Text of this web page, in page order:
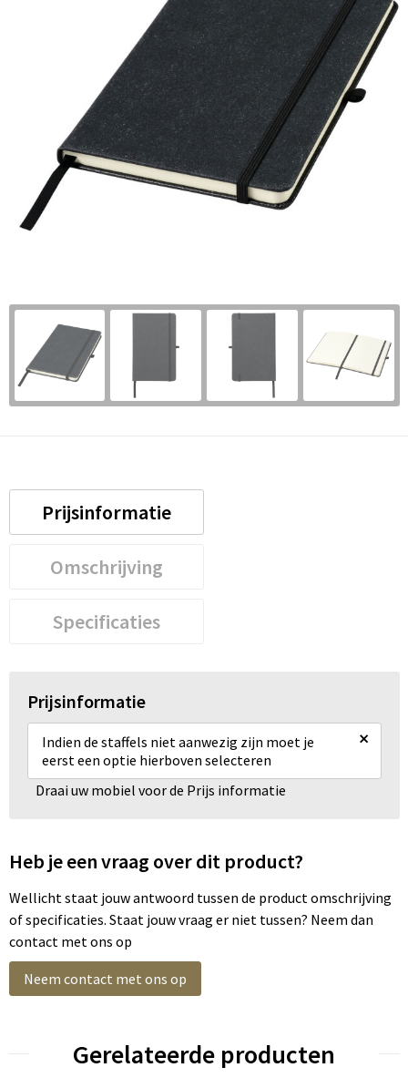
Prijsinformatie
Omschrijving
Specificaties
Prijsinformatie
Indien de staffels niet aanwezig zijn moet je
eerst een optie hierboven selecteren
×
Draai uw mobiel voor de Prijs informatie
Heb je een vraag over dit product?
Wellicht staat jouw antwoord tussen de product omschrijving
of specificaties. Staat jouw vraag er niet tussen? Neem dan
contact met ons op
Neem contact met ons op
Gerelateerde producten